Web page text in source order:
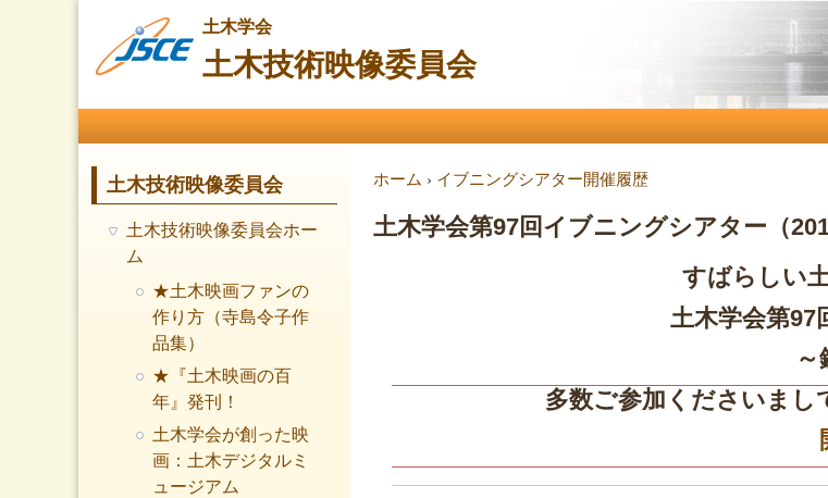
に
土木学会
土木技術映像委員会
メインメニュー
土木技術映像委員会
土木技術映像委員会ホー
ム
★土木映画ファンの
作り方（寺島令子作
品集）
★『土木映画の百
年』発刊！
土木学会が創った映
画：土木デジタルミ
ュージアム
現在地
ホーム › イブニングシアター開催履歴
土木学会第97回イブニングシアター（
すばらしい
土木学会第97
～
多数ご参加くださいまし